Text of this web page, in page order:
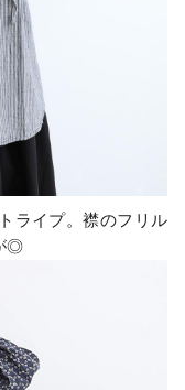
ライプ。襟のフリル
◎